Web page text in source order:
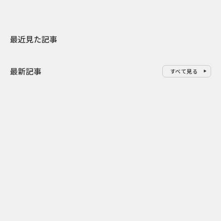
最近見た記事
最新記事 すべて見る